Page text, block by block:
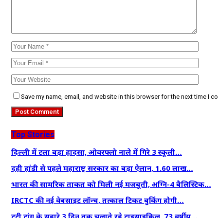
Save my name, email, and website in this browser for the next time I
Top Stories
दिल्ली में टला बड़ा हादसा, ओवरफ्लो नाले में गिरे 3 स्कूली…
दही हांडी से पहले महाराष्ट्र सरकार का बड़ा ऐलान, 1.60 लाख…
भारत की सामरिक ताकत को मिली नई मजबूती, अग्नि-4 बैलिस्टिक…
IRCTC की नई वेबसाइट लॉन्च, तत्काल टिकट बुकिंग होगी…
टूटी टांग के सहारे 3 दिन तक चलाते रहे ट्राइसाइकिल, 73 वर्षीय…